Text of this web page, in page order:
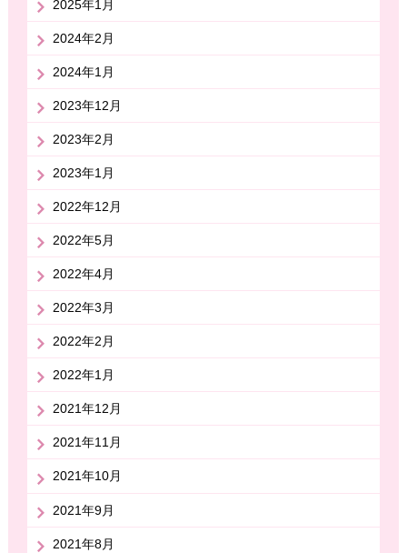
2025年1月
2024年2月
2024年1月
2023年12月
2023年2月
2023年1月
2022年12月
2022年5月
2022年4月
2022年3月
2022年2月
2022年1月
2021年12月
2021年11月
2021年10月
2021年9月
2021年8月